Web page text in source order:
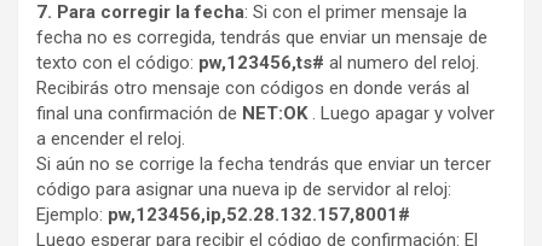
7. Para corregir la fecha: Si con el primer mensaje la
fecha no es corregida, tendrás que enviar un mensaje de
texto con el código: pw,123456,ts# al numero del reloj.
Recibirás otro mensaje con códigos en donde verás al
final una confirmación de NET:OK. Luego apagar y volver
a encender el reloj.
Si aún no se corrige la fecha tendrás que enviar un tercer
código para asignar una nueva ip de servidor al reloj:
Ejemplo: pw,123456,ip,52.28.132.157,8001#
Luego esperar para recibir el código de confirmación: El